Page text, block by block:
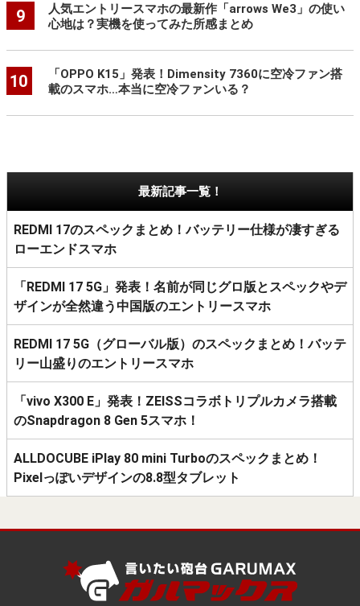
9
人気エントリースマホの最新作「arrows We3」の使い
心地は？実機を使ってみた所感まとめ
10
「OPPO K15」発表！Dimensity 7360に空冷ファン搭
載のスマホ…本当に空冷ファンいる？
最新記事一覧！
REDMI 17のスペックまとめ！バッテリー仕様が凄すぎる
ローエンドスマホ
「REDMI 17 5G」発表！名前が同じグロ版とスペックやデ
ザインが全然違う中国版のエントリースマホ
REDMI 17 5G（グローバル版）のスペックまとめ！バッテ
リー山盛りのエントリースマホ
「vivo X300 E」発表！ZEISSコラボトリプルカメラ搭載
のSnapdragon 8 Gen 5スマホ！
ALLDOCUBE iPlay 80 mini Turboのスペックまとめ！
Pixelっぽいデザインの8.8型タブレット